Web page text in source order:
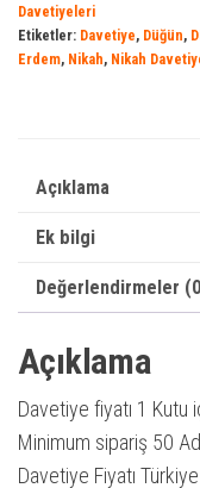
Davetiyeleri
Etiketler: Davetiye, Düğün,
Erdem, Nikah, Nikah
Açıklama
Ek bilgi
Değerlendirmeler
Açıklama
Davetiye fiyatı 1 Kutu
Minimum sipariş 50
Davetiye Fiyatı